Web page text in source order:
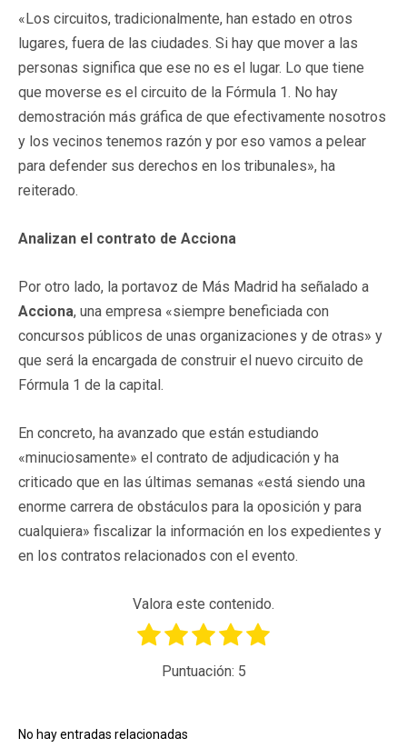
«Los circuitos, tradicionalmente, han estado en otros
lugares, fuera de las ciudades. Si hay que mover a las
personas significa que ese no es el lugar. Lo que tiene
que moverse es el circuito de la Fórmula 1. No hay
demostración más gráfica de que efectivamente nosotros
y los vecinos tenemos razón y por eso vamos a pelear
para defender sus derechos en los tribunales», ha
reiterado.
Analizan el contrato de Acciona
Por otro lado, la portavoz de Más Madrid ha señalado a
Acciona, una empresa «siempre beneficiada con
concursos públicos de unas organizaciones y de otras» y
que será la encargada de construir el nuevo circuito de
Fórmula 1 de la capital.
En concreto, ha avanzado que están estudiando
«minuciosamente» el contrato de adjudicación y ha
criticado que en las últimas semanas «está siendo una
enorme carrera de obstáculos para la oposición y para
cualquiera» fiscalizar la información en los expedientes y
en los contratos relacionados con el evento.
Valora este contenido.
Puntuación: 5
No hay entradas relacionadas